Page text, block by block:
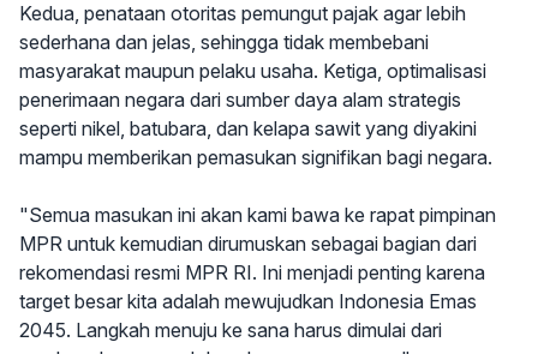
Kedua, penataan otoritas pemungut pajak agar lebih
sederhana dan jelas, sehingga tidak membebani
masyarakat maupun pelaku usaha. Ketiga, optimalisasi
penerimaan negara dari sumber daya alam strategis
seperti nikel, batubara, dan kelapa sawit yang diyakini
mampu memberikan pemasukan signifikan bagi negara.
"Semua masukan ini akan kami bawa ke rapat pimpinan
MPR untuk kemudian dirumuskan sebagai bagian dari
rekomendasi resmi MPR RI. Ini menjadi penting karena
target besar kita adalah mewujudkan Indonesia Emas
2045. Langkah menuju ke sana harus dimulai dari